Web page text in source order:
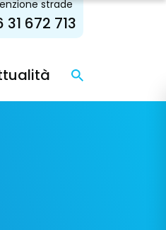
strade
31 672 713